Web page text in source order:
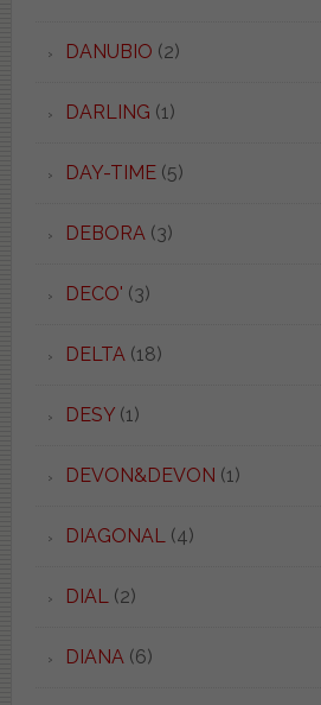
DANUBIO (2)
DARLING (1)
DAY-TIME(5)
DEBORA(3)
DECO' (3)
DELTA(18)
DESY(1)
DEVON&DEVON (1)
DIAGONAL(4)
DIAL(2)
DIANA(6)